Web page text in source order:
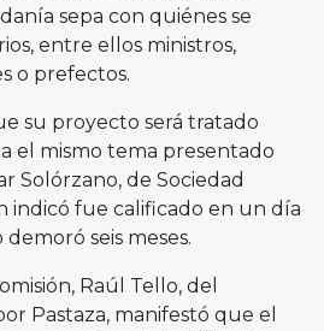
sepa con quiénes se
entre ellos ministros,
o prefectos.
su proyecto será tratado
el mismo tema presentado
Solórzano, de Sociedad
indicó fue calificado en un día
seis meses.
Raúl Tello, del
Pastaza, manifestó que el